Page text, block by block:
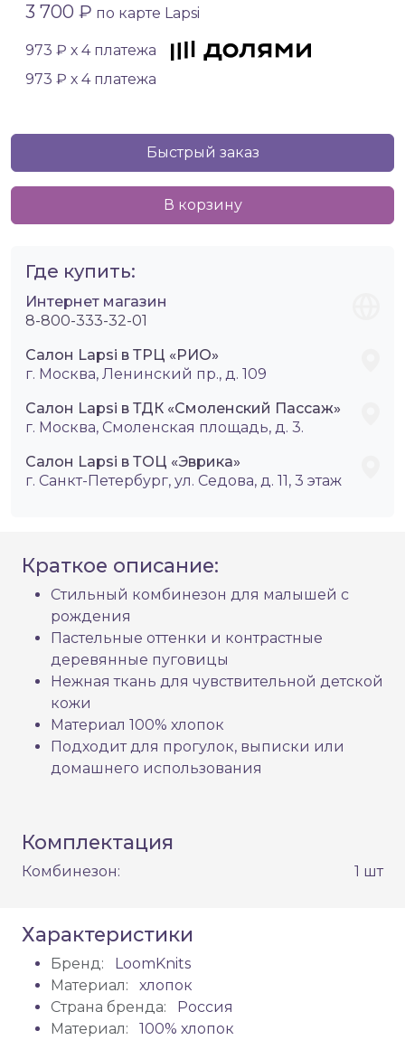
3 700 ₽ по карте Lapsi
973 ₽ х 4 платежа
973 ₽ х 4 платежа
Быстрый заказ
В корзину
Где купить:
Интернет магазин
8-800-333-32-01
Салон Lapsi в ТРЦ «РИО»
г. Москва, Ленинский пр., д. 109
Салон Lapsi в ТДК «Смоленский Пассаж»
г. Москва, Смоленская площадь, д. 3.
Салон Lapsi в ТОЦ «Эврика»
г. Санкт-Петербург, ул. Седова, д. 11, 3 этаж
Краткое описание:
Стильный комбинезон для малышей с
рождения
Пастельные оттенки и контрастные
деревянные пуговицы
Нежная ткань для чувствительной детской
кожи
Материал 100% хлопок
Подходит для прогулок, выписки или
домашнего использования
Комплектация
Комбинезон: 1 шт
Характеристики
Бренд:
LoomKnits
Материал:
хлопок
Страна бренда:
Россия
Материал:
100% хлопок